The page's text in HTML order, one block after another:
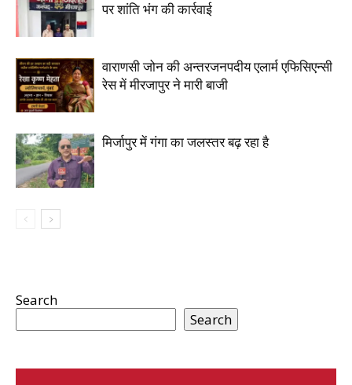
पर शांति भंग की कार्रवाई
वाराणसी जोन की अन्तरजनपदीय एलार्म एफिसिएन्सी
रेस में मीरजापुर ने मारी बाजी
मिर्जापुर में गंगा का जलस्तर बढ़ रहा है
Search
Search